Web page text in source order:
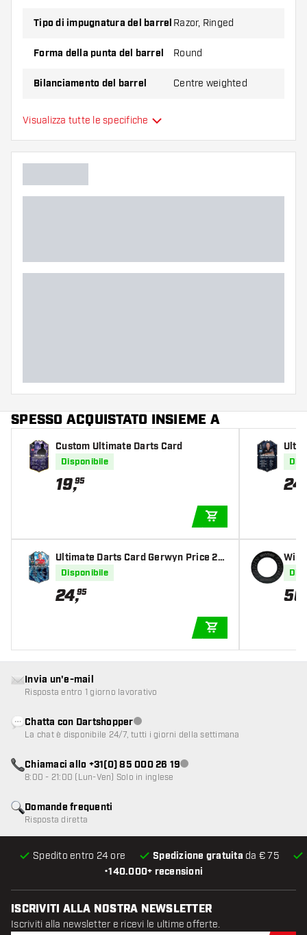
Tipo di impugnatura del barrel Razor, Ringed
Forma della punta del barrel Round
Bilanciamento del barrel Centre weighted
Materiale delle freccette
Impugnatura della punta del
Giocatore di freccette
Visualizza tutte le specifiche
SPESSO ACQUISTATO INSIEME A
Custom Ultimate Darts Card
Disponibile
19,95
Ultimate Darts Card Gerwyn Price 20
25
Disponibile
24,95
24
und
56
•140.000+ recensioni
Spedito entro 24 ore Spedizione gratuita da € 75
Domande frequenti
Risposta diretta
Invia un'e-mail
Risposta entro 1 giorno lavorativo
Chatta con DartshopperServizio clienti non disponibile
La chat è disponibile 24/7, tutti i giorni della settimana
Chiamaci allo +31(0) 85 000 26 19Servizio clienti non disponibile
8:00 - 21:00 (Lun-Ven) Solo in inglese
ISCRIVITI ALLA NOSTRA NEWSLETTER
Iscriviti alla newsletter e ricevi le ultime offerte.